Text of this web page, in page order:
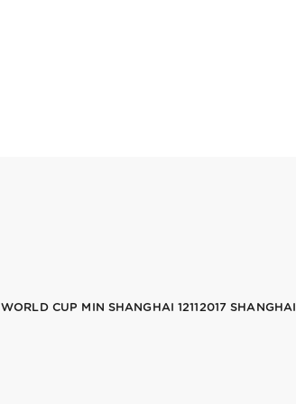
WORLD CUP MIN SHANGHAI 12112017 SHANGHAI